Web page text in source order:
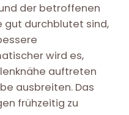
der betroffenen
gut durchblutet sind,
wird es,
auftreten
ausbreiten. Das
frühzeitig zu